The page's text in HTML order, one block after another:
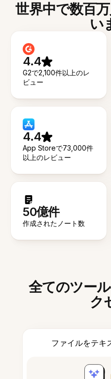
世界中で数百
い
4.4
G2で2,100件以上のレ
ビュー
4.4
App Storeで73,000件
以上のレビュー
50億件
作成されたノート数
全てのツー
ク
ファイルをテキ